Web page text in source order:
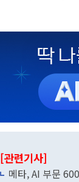
[관련기사]
메타, AI 부문